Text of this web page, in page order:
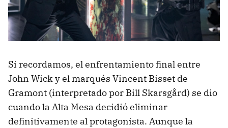
Si recordamos, el enfrentamiento final entre
John Wick y el marqués Vincent Bisset de
Gramont (interpretado por Bill Skarsgård) se dio
cuando la Alta Mesa decidió eliminar
definitivamente al protagonista. Aunque la